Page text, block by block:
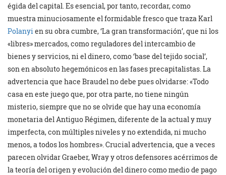
égida del capital. Es esencial, por tanto, recordar, como
muestra minuciosamente el formidable fresco que traza Karl
Polanyien su obra cumbre, ‘La gran transformación’, que ni los
«libres» mercados, como reguladores del intercambio de
bienes y servicios, ni el dinero, como ‘base del tejido social’,
son en absoluto hegemónicos en las fases precapitalistas. La
advertencia que hace Braudel no debe pues olvidarse: «Todo
casa en este juego que, por otra parte, no tiene ningún
misterio, siempre que no se olvide que hay una economía
monetaria del Antiguo Régimen, diferente de la actual y muy
imperfecta, con múltiples niveles y no extendida, ni mucho
menos, a todos los hombres». Crucial advertencia, que a veces
parecen olvidar Graeber, Wray y otros defensores acérrimos de
la teoría del origen y evolución del dinero como medio de pago